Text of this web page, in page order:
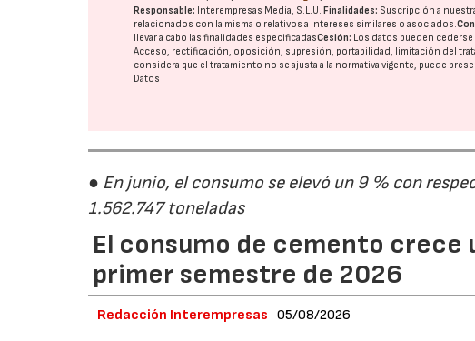
Responsable: Interempresas Media, S.L.U. Finalidades: Suscripción a
relacionados con la misma o relativos a intereses similares o asociados.
llevar a cabo las finalidades especificadasCesión: Los datos pueden cederse
Acceso, rectificación, oposición, supresión, portabilidad, limitación del
considera que el tratamiento no se ajusta a la normativa vigente, puede
Datos
● En junio, el consumo se elevó un 9 % con
1.562.747 toneladas
El consumo de cemento crece
primer semestre de 2026
Redacción Interempresas 05/08/2026